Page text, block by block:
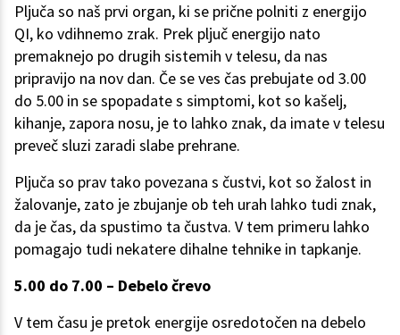
Pljuča so naš prvi organ, ki se prične polniti z energijo
QI, ko vdihnemo zrak. Prek pljuč energijo nato
premaknejo po drugih sistemih v telesu, da nas
pripravijo na nov dan. Če se ves čas prebujate od 3.00
do 5.00 in se spopadate s simptomi, kot so kašelj,
kihanje, zapora nosu, je to lahko znak, da imate v telesu
preveč sluzi zaradi slabe prehrane.
Pljuča so prav tako povezana s čustvi, kot so žalost in
žalovanje, zato je zbujanje ob teh urah lahko tudi znak,
da je čas, da spustimo ta čustva. V tem primeru lahko
pomagajo tudi nekatere dihalne tehnike in tapkanje.
5.00 do 7.00 – Debelo črevo
V tem času je pretok energije osredotočen na debelo